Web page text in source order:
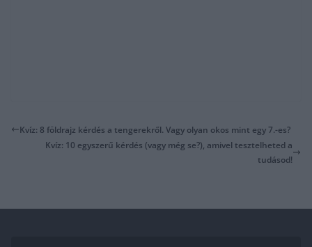
Kvíz: 8 földrajz kérdés a tengerekről. Vagy olyan okos mint egy 7.-es?
Kvíz: 10 egyszerű kérdés (vagy még se?), amivel tesztelheted a
tudásod!